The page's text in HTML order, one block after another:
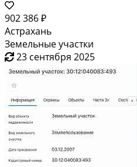
902 386 ₽
Астрахань
Земельные участки
23 сентября 2025